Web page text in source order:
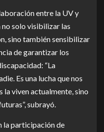
entre la UV y
solo visibilizar las
sino también sensibilizar
de garantizar los
“La
Es una lucha que nos
la viven actualmente, sino
subrayó.
la participación de